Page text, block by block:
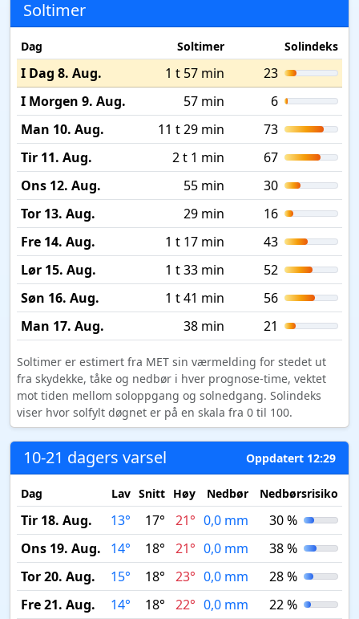
Soltimer
Dag Soltimer Solindeks
I Dag 8. Aug. 1 t 57 min
23
I Morgen 9. Aug.
57 min
6
Man 10. Aug.
11 t 29 min
73
Tir 11. Aug.
2 t 1 min
67
Ons 12. Aug.
55 min
30
Tor 13. Aug.
29 min
16
Fre 14. Aug.
1 t 17 min
43
Lør 15. Aug.
1 t 33 min
52
Søn 16. Aug.
1 t 41 min
56
Man 17. Aug.
38 min 21
Soltimer er estimert fra MET sin værmelding for stedet ut
fra skydekke, tåke og nedbør i hver prognose-time, vektet
mot tiden mellom soloppgang og solnedgang. Solindeks
viser hvor solfylt døgnet er på en skala fra 0 til 100.
10-21 dagers varsel Oppdatert 12:29
Dag Lav Snitt Høy Nedbør Nedbørsrisiko
Tir 18. Aug. 13° 17° 21° 0,0 mm
30 %
Ons 19. Aug.
14° 18° 21° 0,0 mm
38 %
Tor 20. Aug.
15° 18° 23° 0,0 mm
28 %
Fre 21. Aug.
14° 18° 22° 0,0 mm 22 %